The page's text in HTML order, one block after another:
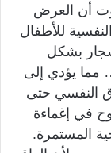
أن العرض
للأطفال
بشكل
مما يؤدي إلى
النفسي حتى
في إغماءة
المستمرة.